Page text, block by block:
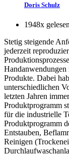
Doris Schulz
1948x gelesen
Stetig steigende
jederzeit
Handanwendungen
Produkte. Dabei
unterschiedlichen
letzten Jahren
Produktprogramm
für die industrielle
Produktprogramm
Entstauben,
Reinigen